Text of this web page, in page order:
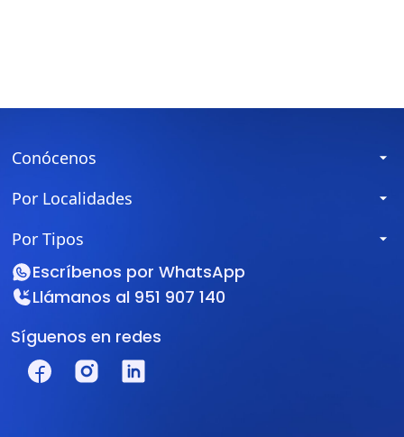
Conócenos
Por Localidades
Por Tipos
Escríbenos por WhatsApp
Llámanos al 951 907 140
Síguenos en redes